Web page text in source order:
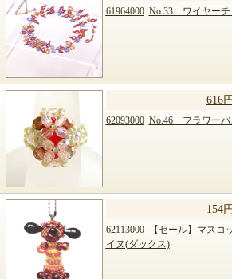
61964000 No.33 ワイヤーチ
616円
62093000 No.46 フラワーバ
154円
62113000
【セール】マス
イヌ(ダックス)